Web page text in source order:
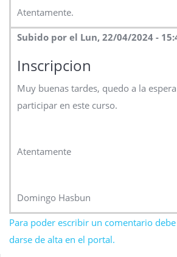
Atentamente.
Subido por el Lun, 22/04/2024 -
Inscripcion
Muy buenas tardes, quedo a la
participar en este curso.
Atentamente
Domingo Hasbun
Para poder escribir un comentario
darse de alta en el portal.